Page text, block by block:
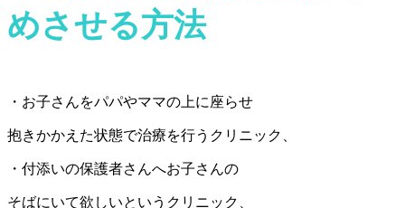
めさせる方法
・お子さんをパパやママの上に座らせ
抱きかかえた状態で治療を行うクリニック、
・付添いの保護者さんへお子さんの
そばにいて欲しいというクリニック、